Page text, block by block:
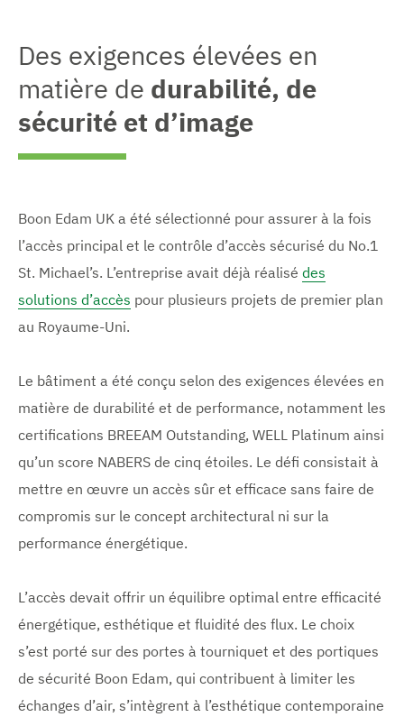
Des exigences élevées en
matière de durabilité, de
sécurité et d’image
Boon Edam UK a été sélectionné pour assurer à la fois
l’accès principal et le contrôle d’accès sécurisé du No.1
St. Michael’s. L’entreprise avait déjà réalisé des
solutions d’accès pour plusieurs projets de premier plan
au Royaume-Uni.
Le bâtiment a été conçu selon des exigences élevées en
matière de durabilité et de performance, notamment les
certifications BREEAM Outstanding, WELL Platinum ainsi
qu’un score NABERS de cinq étoiles. Le défi consistait à
mettre en œuvre un accès sûr et efficace sans faire de
compromis sur le concept architectural ni sur la
performance énergétique.
L’accès devait offrir un équilibre optimal entre efficacité
énergétique, esthétique et fluidité des flux. Le choix
s’est porté sur des portes à tourniquet et des portiques
de sécurité Boon Edam, qui contribuent à limiter les
échanges d’air, s’intègrent à l’esthétique contemporaine